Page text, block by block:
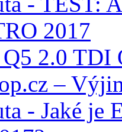
2.0 TDI